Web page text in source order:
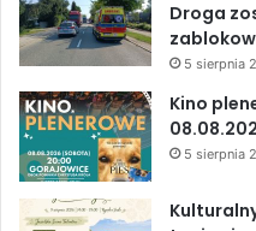
Droga
5 sierpnia
Kino
5 sierpnia